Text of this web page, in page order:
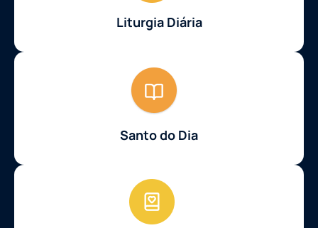
Liturgia Diária
Santo do Dia